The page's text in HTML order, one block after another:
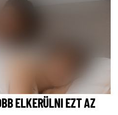
ELKERÜLNI EZT AZ